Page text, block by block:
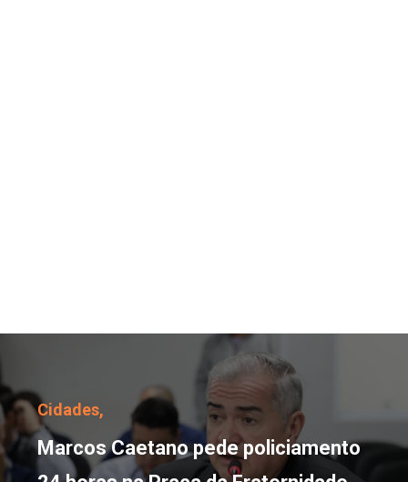
Marcos Caetano pede
Cidades,
Marcos Caetano pede policiamento